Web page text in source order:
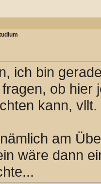
ich bin
fragen, ob hier
kann,
am
wäre dann